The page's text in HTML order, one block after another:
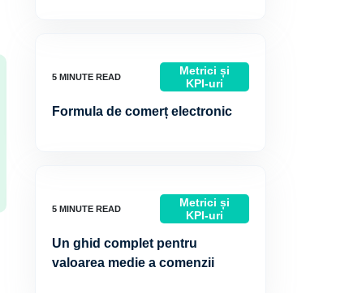
Metrici și
KPI-uri
Formula de comerț electronic
Metrici și
KPI-uri
Un ghid complet pentru
valoarea medie a comenzii